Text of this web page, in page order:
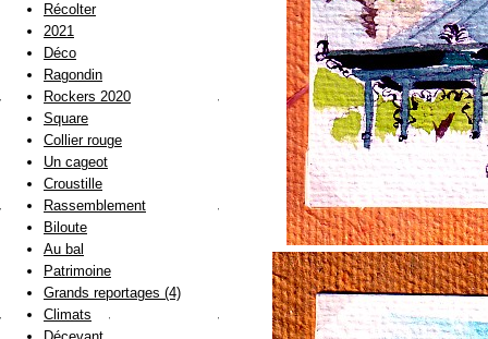
Récolter
2021
Déco
Ragondin
Rockers 2020
Square
Collier rouge
Un cageot
Croustille
Rassemblement
Biloute
Au bal
Patrimoine
Grands reportages (4)
Climats